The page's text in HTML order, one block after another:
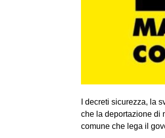
I decreti sicurezza, la
che la deportazione di
comune che lega il